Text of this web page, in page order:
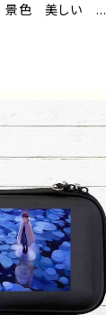
色 美しい エ
ク スイッチケ
すめ 人気 イラ
絵師 オリジナ